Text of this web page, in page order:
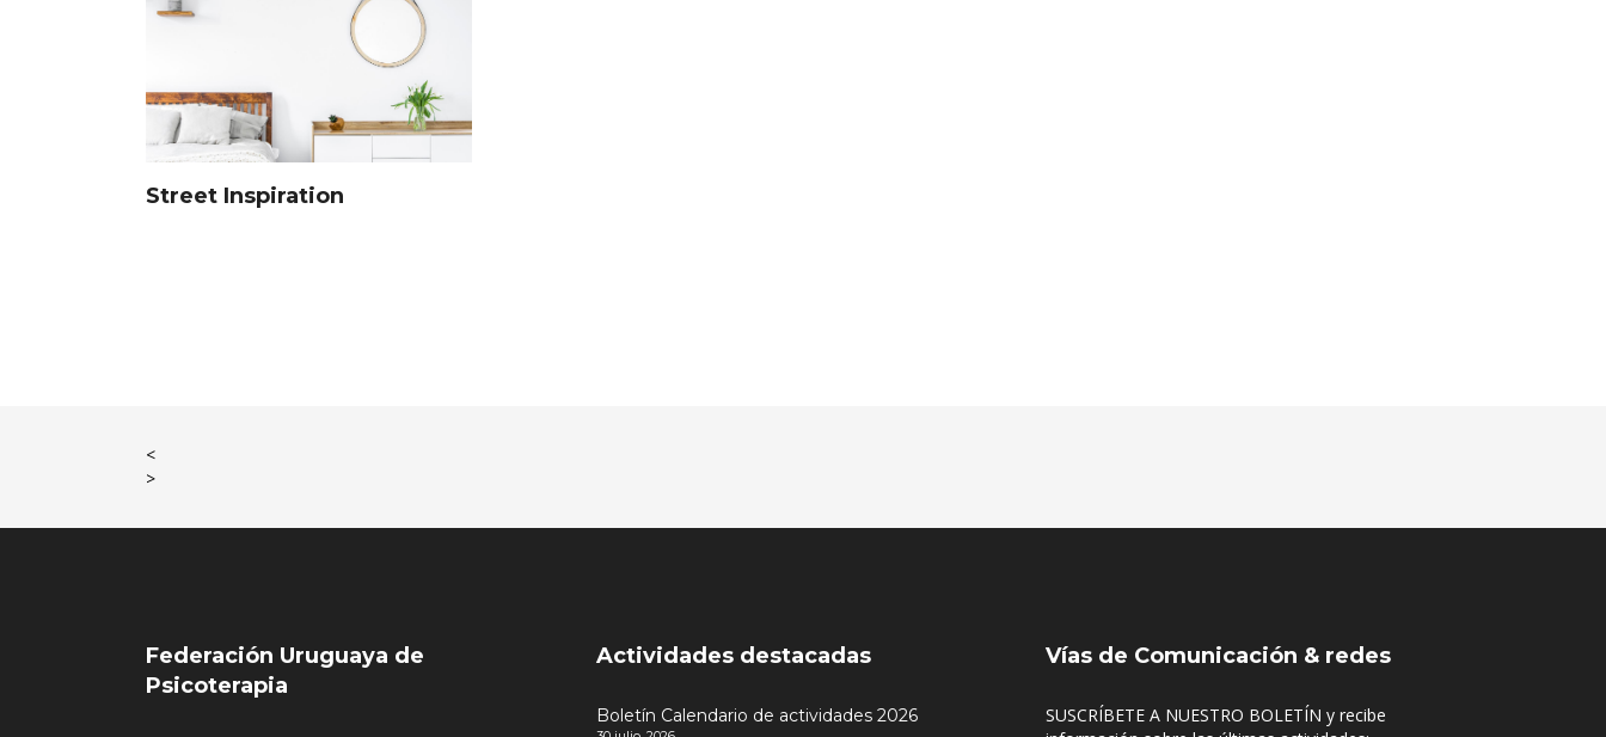
Street Inspiration
<
>
Federación Uruguaya de
Psicoterapia
Actividades destacadas
Boletín Calendario de actividades 2026
Vías de Comunicación & redes
SUSCRÍBETE A NUESTRO BOLETÍN y recibe